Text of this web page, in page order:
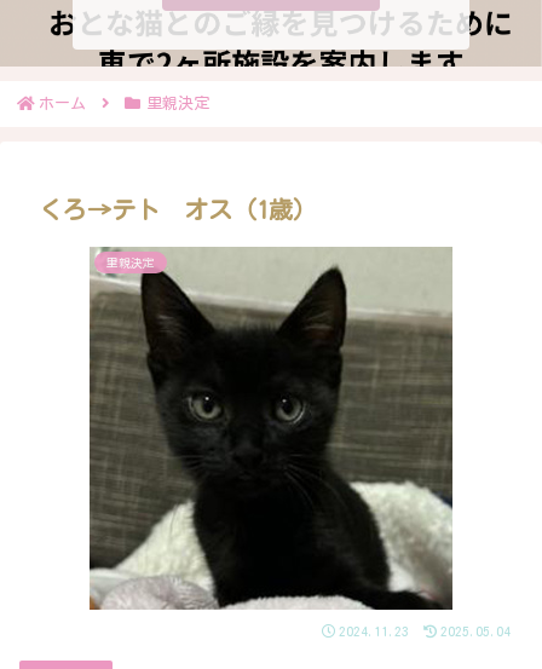
ホーム 里親決定
くろ→テト オス（1歳）
里親決定
2024.11.23 2025.05.04